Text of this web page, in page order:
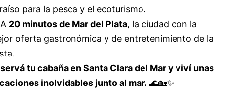
para la pesca y el ecoturismo.
20 minutos de Mar del Plata, la ciudad con la
oferta gastronómica y de entretenimiento de la
tu cabaña en Santa Clara del Mar y viví unas
inolvidables junto al mar. 🌊🏡✨